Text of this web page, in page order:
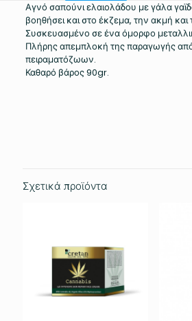
Αγνό σαπούνι ελαιολάδου με γάλα
βοηθήσει και στο έκζεμα, την ακμή
Συσκευασμένο σε ένα όμορφο
Πλήρης απεμπλοκή της παραγωγής
πειραματόζωων.
Καθαρό βάρος 90gr.
Σχετικά προϊόντα